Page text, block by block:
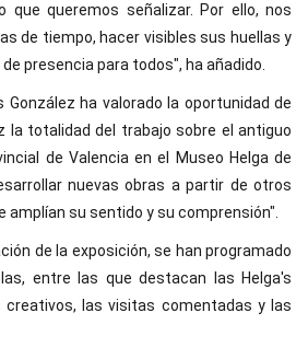
queremos señalizar. Por ello, nos
de tiempo, hacer visibles sus huellas y
presencia para todos", ha añadido.
González ha valorado la oportunidad de
la totalidad del trabajo sobre el antiguo
de Valencia en el Museo Helga de
nuevas obras a partir de otros
amplían su sentido y su comprensión".
de la exposición, se han programado
entre las que destacan las Helga's
las visitas comentadas y las